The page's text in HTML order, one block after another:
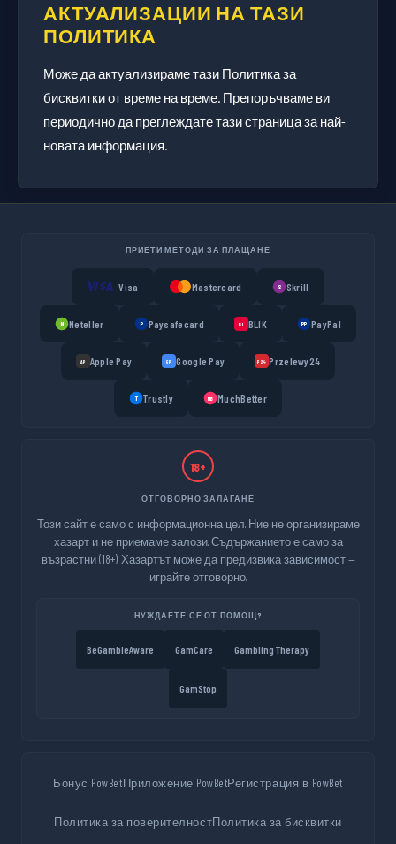
АКТУАЛИЗАЦИИ НА ТАЗИ
ПОЛИТИКА
Може да актуализираме тази Политика за
бисквитки от време на време. Препоръчваме ви
периодично да преглеждате тази страница за най-
новата информация.
ПРИЕТИ МЕТОДИ ЗА ПЛАЩАНЕ
Visa Mastercard S Skrill
N Neteller P Paysafecard BL BLIK PP PayPal
AP Apple Pay GP Google Pay P24 Przelewy24
T Trustly MB MuchBetter
18+
ОТГОВОРНО ЗАЛАГАНЕ
Този сайт е само с информационна цел. Ние не организираме
хазарт и не приемаме залози. Съдържанието е само за
възрастни (18+). Хазартът може да предизвика зависимост —
играйте отговорно.
НУЖДАЕТЕ СЕ ОТ ПОМОЩ?
BeGambleAware GamCare Gambling Therapy
GamStop
Бонус PowBetПриложение PowBetРегистрация в PowBet
Политика за поверителностПолитика за бисквитки